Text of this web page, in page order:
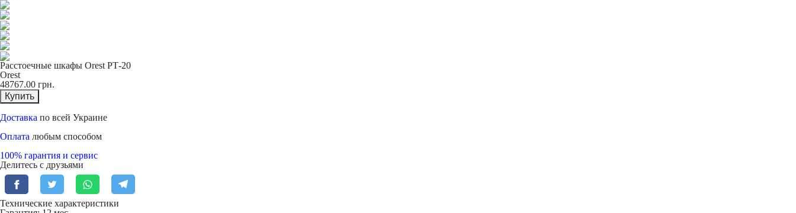
Расcтоечные шкафы Orest РТ-20
Orest
48767.00 грн.
Купить
Доставка по всей Украине
Оплата любым способом
100% гарантия и сервис
Делитесь с друзьями
Технические характеристики